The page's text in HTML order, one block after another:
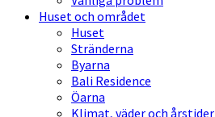
Huset och området
Huset
Stränderna
Byarna
Bali Residence
Öarna
Klimat, väder och årstider